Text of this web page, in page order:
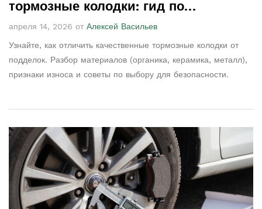
тормозные колодки: гид по
материалам и признакам подделки
апреля 14, 2026 от Алексей Васильев
Узнайте, как отличить качественные тормозные колодки от
подделок. Разбор материалов (органика, керамика, металл),
признаки износа и советы по выбору для безопасности.